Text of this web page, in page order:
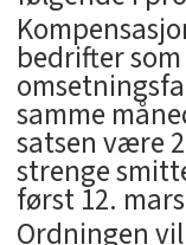
bedrifter
samme
satsen være
strenge
først 12.
Ordningen